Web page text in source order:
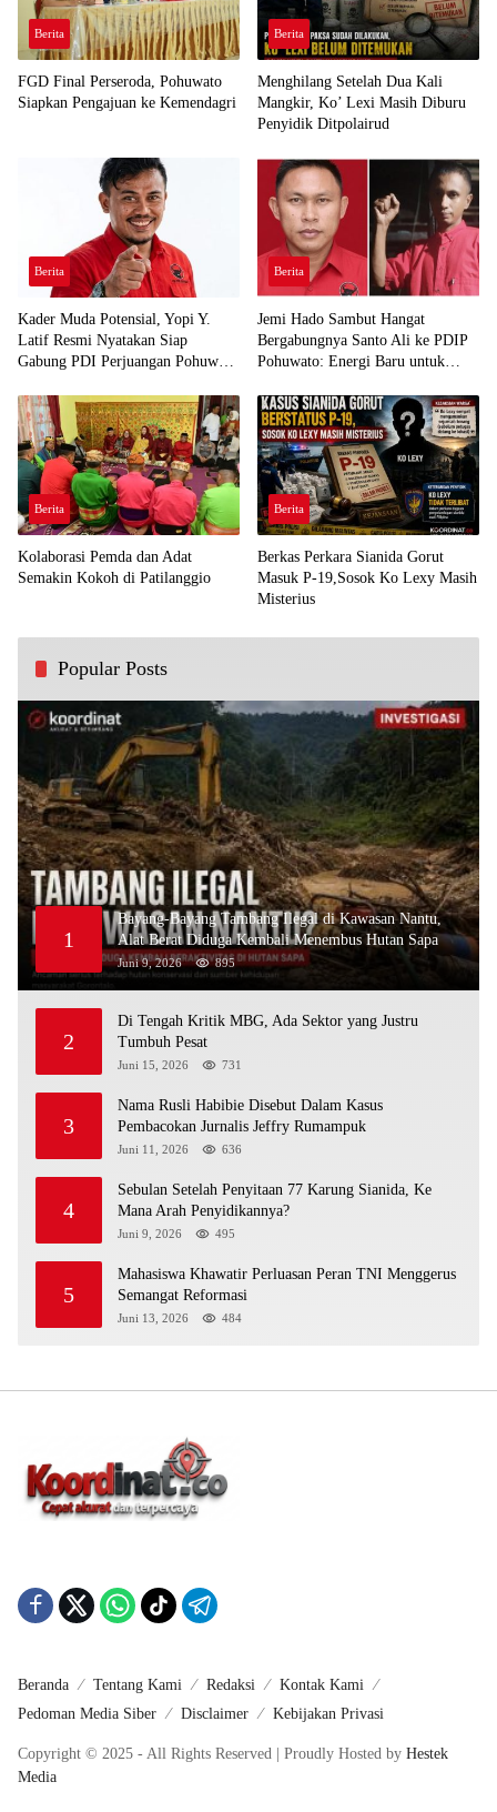
Berita
FGD Final Perseroda, Pohuwato
Siapkan Pengajuan ke Kemendagri
Berita
Menghilang Setelah Dua Kali
Mangkir, Ko’ Lexi Masih Diburu
Penyidik Ditpolairud
Berita
Kader Muda Potensial, Yopi Y.
Latif Resmi Nyatakan Siap
Gabung PDI Perjuangan Pohuwato
Berita
Jemi Hado Sambut Hangat
Bergabungnya Santo Ali ke PDIP
Pohuwato: Energi Baru untuk
Berita
Kolaborasi Pemda dan Adat
Semakin Kokoh di Patilanggio
Berita
Berkas Perkara Sianida Gorut
Masuk P-19,Sosok Ko Lexy Masih
Misterius
Popular Posts
1
Bayang-Bayang Tambang Ilegal di Kawasan Nantu,
Alat Berat Diduga Kembali Menembus Hutan Sapa
Juni 9, 2026 895
2
Di Tengah Kritik MBG, Ada Sektor yang Justru
Tumbuh Pesat
Juni 15, 2026 731
3
Nama Rusli Habibie Disebut Dalam Kasus
Pembacokan Jurnalis Jeffry Rumampuk
Juni 11, 2026 636
4
Sebulan Setelah Penyitaan 77 Karung Sianida, Ke
Mana Arah Penyidikannya?
Juni 9, 2026 495
5
Mahasiswa Khawatir Perluasan Peran TNI Menggerus
Semangat Reformasi
Juni 13, 2026 484
Beranda Tentang Kami Redaksi
Kontak Kami
Pedoman Media Siber
Disclaimer Kebijakan Privasi
Copyright © 2025 - All Rights Reserved | Proudly Hosted by Hestek
Media